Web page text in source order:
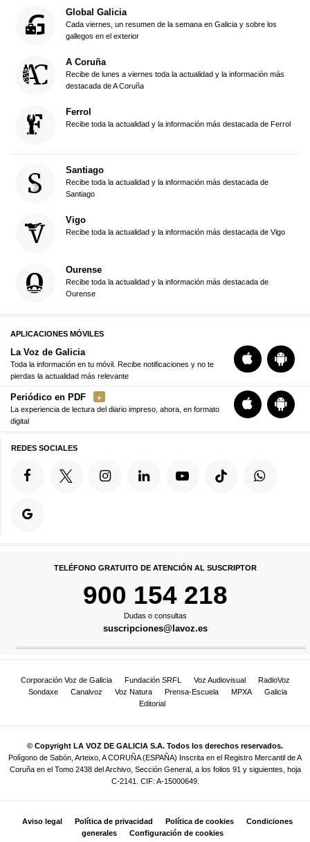
Global Galicia
Cada viernes, un resumen de la semana en Galicia y sobre los
gallegos en el exterior
A Coruña
Recibe de lunes a viernes toda la actualidad y la información más
destacada de A Coruña
Ferrol
Recibe toda la actualidad y la información más destacada de Ferrol
Santiago
Recibe toda la actualidad y la información más destacada de
Santiago
Vigo
Recibe toda la actualidad y la información más destacada de Vigo
Ourense
Recibe toda la actualidad y la información más destacada de
Ourense
APLICACIONES MÓVILES
La Voz de Galicia
Toda la información en tu móvil. Recibe notificaciones y no te
pierdas la actualidad más relevante
Periódico en PDF
La experiencia de lectura del diario impreso, ahora, en formato
digital
REDES SOCIALES
TELÉFONO GRATUITO DE ATENCIÓN AL SUSCRIPTOR
900 154 218
Dudas o consultas
suscripciones@lavoz.es
Corporación Voz de Galicia Fundación SRFL Voz Audiovisual
RadioVoz
Sondaxe
Canalvoz Voz Natura Prensa-Escuela MPXA
Galicia
Editorial
© Copyright LA VOZ DE GALICIA S.A. Todos los derechos reservados.
Polígono de Sabón, Arteixo, A CORUÑA (ESPAÑA) Inscrita en el Registro Mercantil de A
Coruña en el Tomo 2438 del Archivo, Sección General, a los folios 91 y siguientes, hoja
C-2141. CIF: A-15000649.
Aviso legal Política de privacidad Política de cookies
Condiciones
generales
Configuración de cookies